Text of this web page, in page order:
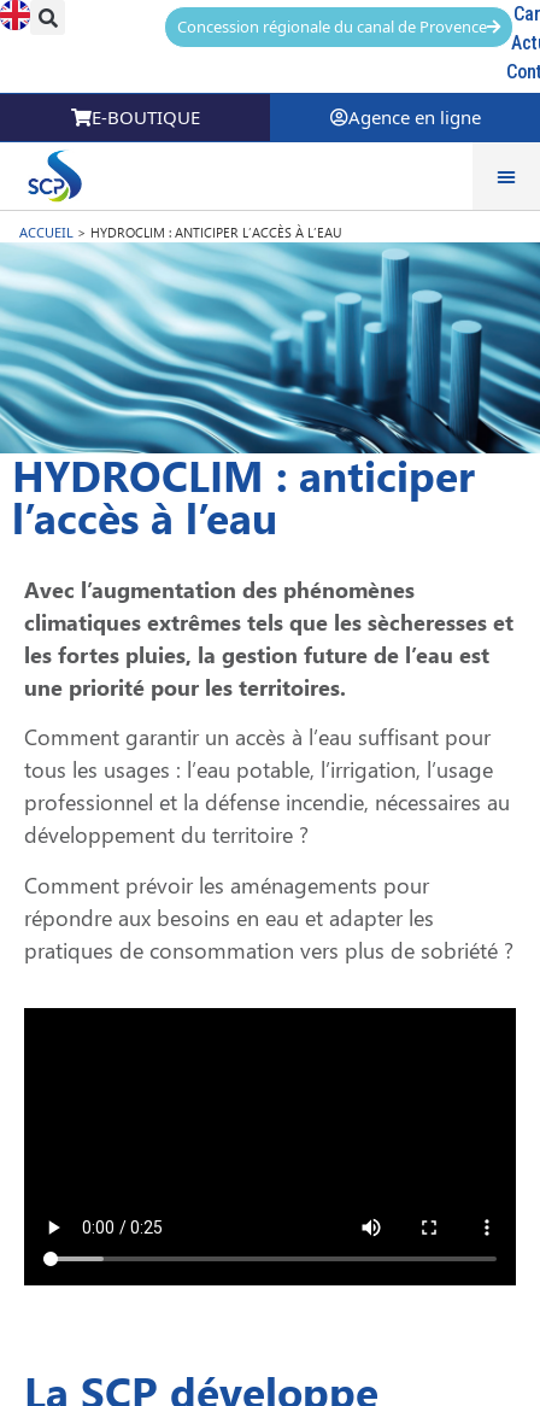
Concession régionale du canal de Provence
E-BOUTIQUE Agence en ligne
ACCUEIL > HYDROCLIM : ANTICIPER L’ACCÈS À L’EAU
HYDROCLIM : anticiper
l’accès à l’eau
Avec l’augmentation des phénomènes
climatiques extrêmes tels que les sècheresses et
les fortes pluies, la gestion future de l’eau est
une priorité pour les territoires.
Comment garantir un accès à l’eau suffisant pour
tous les usages : l’eau potable, l’irrigation, l’usage
professionnel et la défense incendie, nécessaires au
développement du territoire ?
Comment prévoir les aménagements pour
répondre aux besoins en eau et adapter les
pratiques de consommation vers plus de sobriété ?
La SCP développe